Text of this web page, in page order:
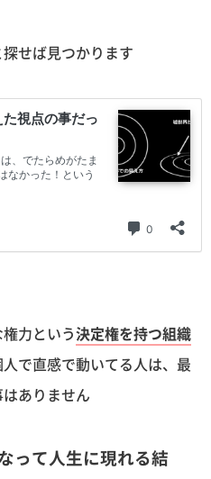
せば見つかります
力という決定権を持つ組織
で直感で動いてる人は、最
ありません
って人生に現れる結